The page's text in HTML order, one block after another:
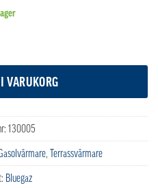
I lager
VARUKORG
130005
, Terrassvärmare
Bluegaz